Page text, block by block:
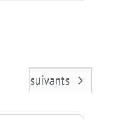
Évènements
suivants